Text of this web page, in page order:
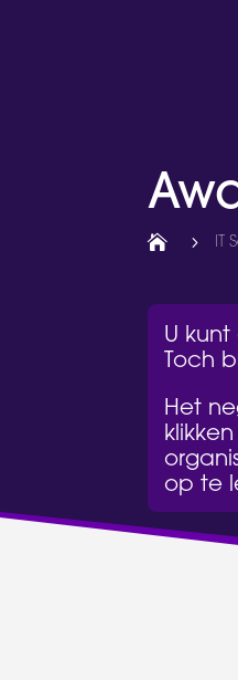
 5 IT
U
Toch
Het
op te